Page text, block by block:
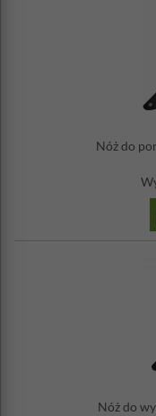
Nóż do
Nóż do